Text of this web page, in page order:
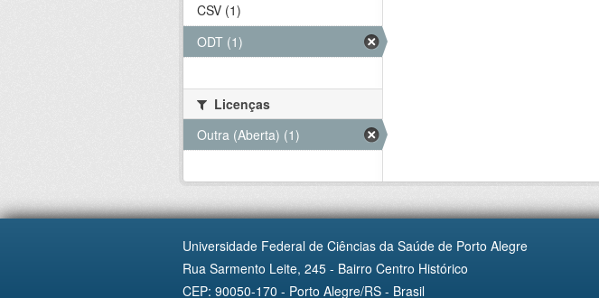
CSV (1)
ODT (1)
Licenças
Outra (Aberta) (1)
Universidade Federal de Ciências da Saúde de Porto Alegre
Rua Sarmento Leite, 245 - Bairro Centro Histórico
CEP: 90050-170 - Porto Alegre/RS - Brasil